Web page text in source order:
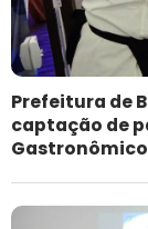
Prefeitura de
captação de
Gastronômico